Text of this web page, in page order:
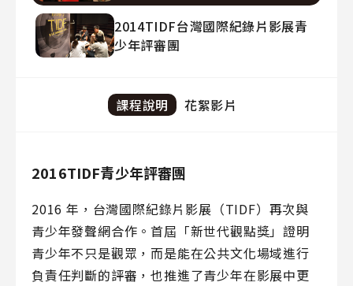
2014TIDF台灣國際紀錄片影展青
少年評審團
課程說明 花絮影片
2016TIDF青少年評審團
2016 年，台灣國際紀錄片影展（TIDF）再次與
青少年發聲網合作。首屆「新世代觀點獎」證明
青少年不只是觀眾，而是能在公共文化場域進行
負責任判斷的評審，也推進了青少年在影展中更